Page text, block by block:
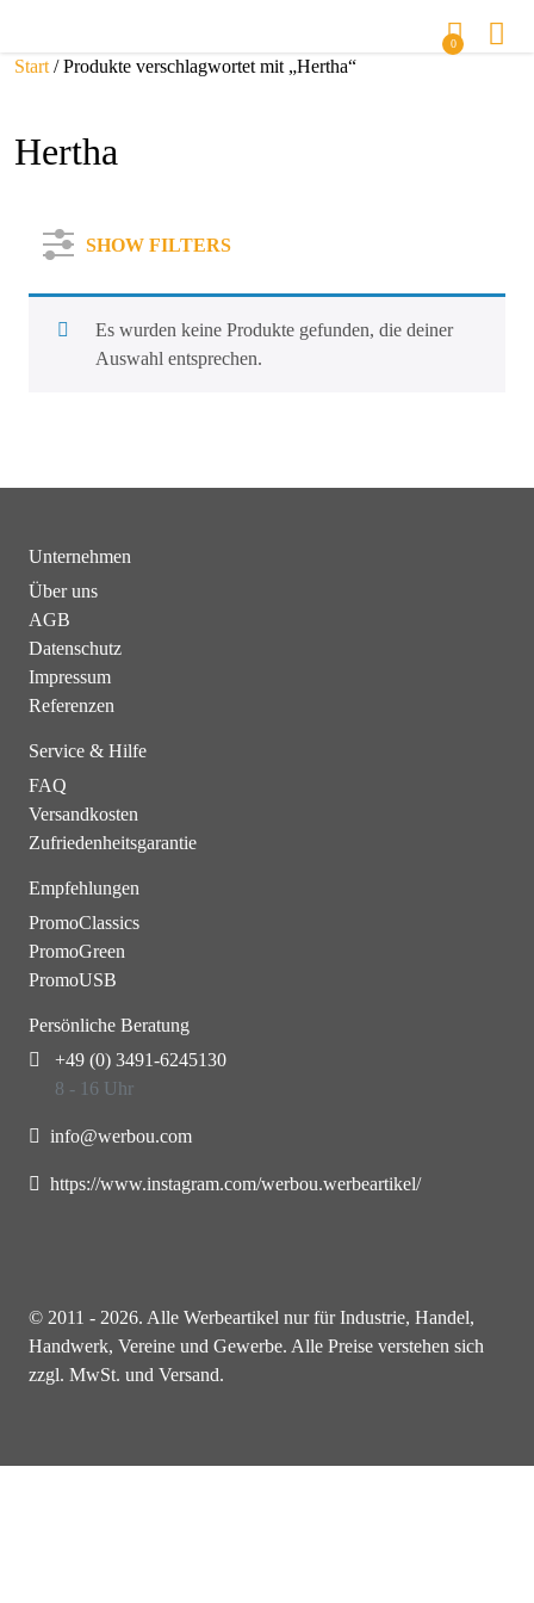
0
Start / Produkte verschlagwortet mit „Hertha“
Hertha
SHOW FILTERS
Es wurden keine Produkte gefunden, die deiner
Auswahl entsprechen.
Unternehmen
Über uns
AGB
Datenschutz
Impressum
Referenzen
Service & Hilfe
FAQ
Versandkosten
Zufriedenheitsgarantie
Empfehlungen
PromoClassics
PromoGreen
PromoUSB
Persönliche Beratung
+49 (0) 3491-6245130
8 - 16 Uhr
info@werbou.com
https://www.instagram.com/werbou.werbeartikel/
© 2011 - 2026. Alle Werbeartikel nur für Industrie, Handel,
Handwerk, Vereine und Gewerbe. Alle Preise verstehen sich
zzgl. MwSt. und Versand.